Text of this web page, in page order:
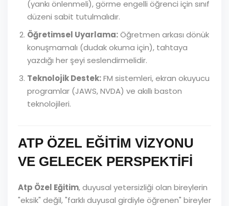
(yankı önlenmeli), görme engelli öğrenci için sınıf
düzeni sabit tutulmalıdır.
Öğretimsel Uyarlama:Öğretmen arkası dönük
konuşmamalı (dudak okuma için), tahtaya
yazdığı her şeyi seslendirmelidir.
Teknolojik Destek:FM sistemleri, ekran okuyucu
programlar (JAWS, NVDA) ve akıllı baston
teknolojileri.
ATP ÖZEL EĞİTİM VİZYONU
VE GELECEK PERSPEKTİFİ
Atp Özel Eğitim, duyusal yetersizliği olan bireylerin
"eksik" değil, "farklı duyusal girdiyle öğrenen" bireyler